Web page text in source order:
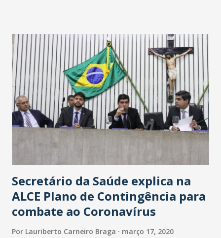
Secretário da Saúde explica na
ALCE Plano de Contingência para
combate ao Coronavírus
Por Lauriberto Carneiro Braga março 17, 2020